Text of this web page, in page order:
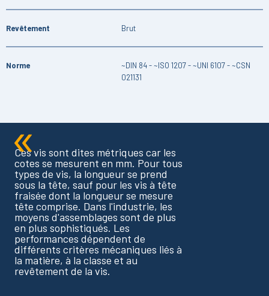
Revêtement Brut
Norme
~DIN 84 - ~ISO 1207 - ~UNI 6107 - ~CSN
021131
Ces vis sont dites métriques car les
cotes se mesurent en mm. Pour tous
types de vis, la longueur se prend
sous la tête, sauf pour les vis à tête
fraisée dont la longueur se mesure
tête comprise. Dans l'industrie, les
moyens d'assemblages sont de plus
en plus sophistiqués. Les
performances dépendent de
différents critères mécaniques liés à
la matière, à la classe et au
revêtement de la vis.